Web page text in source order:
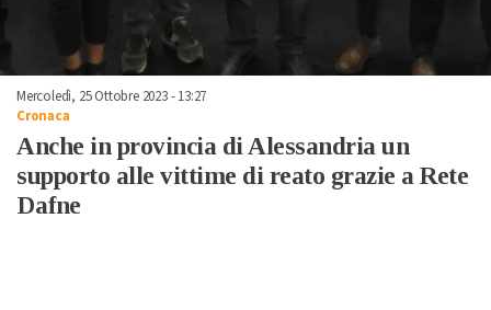
Mercoledì, 25 Ottobre 2023 - 13:27
Cronaca
Anche in provincia di Alessandria un
supporto alle vittime di reato grazie a Rete
Dafne